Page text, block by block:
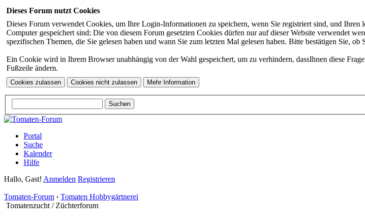
Dieses Forum nutzt Cookies
Dieses Forum verwendet Cookies, um Ihre Login-Informationen zu speichern, wenn Sie registriert sind, und
Computer gespeichert sind; Die von diesem Forum gesetzten Cookies dürfen nur auf dieser Website verwendet
spezifischen Themen, die Sie gelesen haben und wann Sie zum letzten Mal gelesen haben. Bitte bestätigen Sie, ob
Ein Cookie wird in Ihrem Browser unabhängig von der Wahl gespeichert, um zu verhindern, dassIhnen diese
Fußzeile ändern.
Portal
Suche
Kalender
Hilfe
Hallo, Gast! Anmelden Registrieren
Tomaten-Forum › Tomaten Hobbygärtnerei
Tomatenzucht / Züchterforum